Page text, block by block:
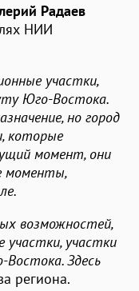
Радаев
НИИ
участки,
Юго-Востока.
но город
которые
момент, они
моменты,
возможностей,
участки, участки
Здесь
региона.